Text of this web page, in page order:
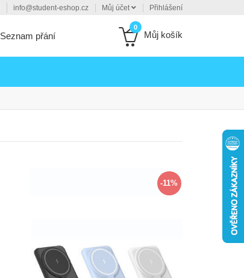
info@student-eshop.cz Můj účet Přihlášení
Seznam přání
0
Můj košík
-11%